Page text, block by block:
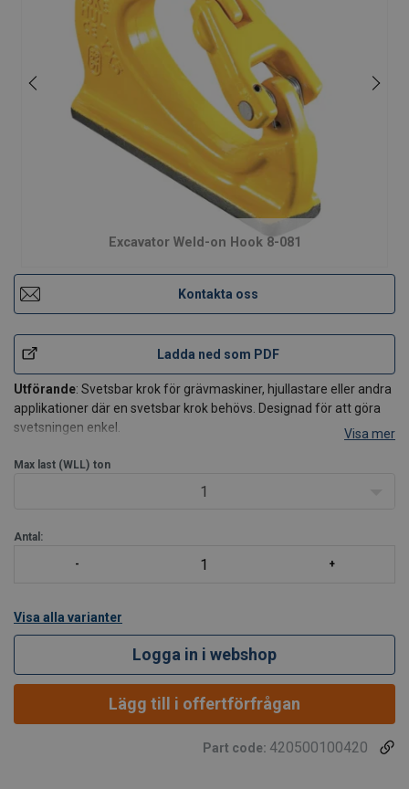
Excavator Weld-on Hook 8-081
Kontakta oss
Ladda ned som PDF
Utförande: Svetsbar krok för grävmaskiner, hjullastare eller andra
applikationer där en svetsbar krok behövs. Designad för att göra
svetsningen enkel.
Visa mer
Max last (WLL) ton
1
Antal:
Visa alla varianter
Logga in i webshop
Lägg till i offertförfrågan
Part code: 420500100420